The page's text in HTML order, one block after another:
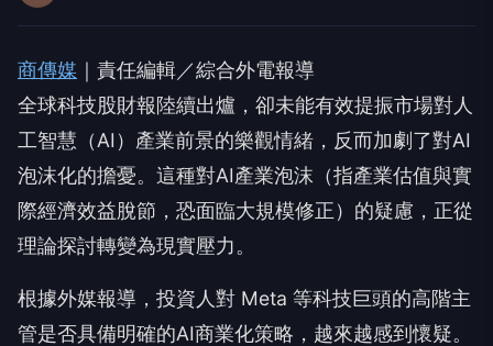
商傳媒 ｜責任編輯／綜合外電報導
全球科技股財報陸續出爐，卻未能有效提振市場對人
工智慧（AI）產業前景的樂觀情緒，反而加劇了對AI
泡沫化的擔憂。這種對AI產業泡沫（指產業估值與實
際經濟效益脫節，恐面臨大規模修正）的疑慮，正從
理論探討轉變為現實壓力。
根據外媒報導，投資人對 Meta 等科技巨頭的高階主
管是否具備明確的AI商業化策略，越來越感到懷疑。